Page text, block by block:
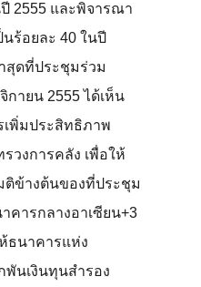
ปี 2555 และพิจารณา
ร้อยละ 40 ในปี
สุดที่ประชุมร่วม
กายน 2555 ได้เห็น
เพิ่มประสิทธิภาพ
วงการคลัง เพื่อให้
ข้างต้นของที่ประชุม
คารกลางอาเซียน+3
ธนาคารแห่ง
พันเงินทุนสำรอง